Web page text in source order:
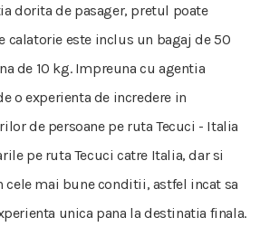
dorita de pasager, pretul poate
calatorie este inclus un bagaj de 50
de 10 kg. Impreuna cu agentia
o experienta de incredere in
de persoane pe ruta Tecuci - Italia
pe ruta Tecuci catre Italia, dar si
cele mai bune conditii, astfel incat sa
unica pana la destinatia finala.